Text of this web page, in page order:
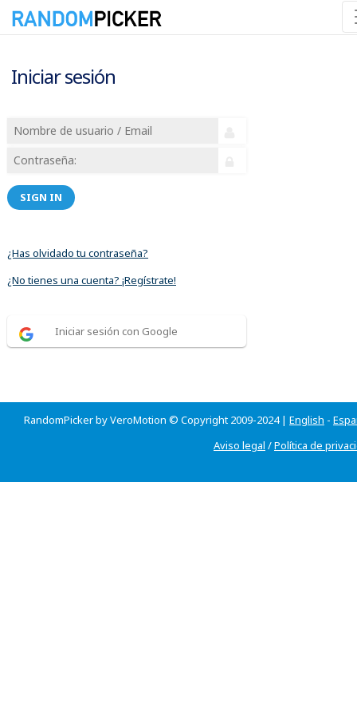
Iniciar sesión
SIGN IN
¿Has olvidado tu contraseña?
¿No tienes una cuenta? ¡Regístrate!
Iniciar sesión con Google
RandomPicker by VeroMotion © Copyright 2009-2024 | English -
Aviso legal /Política de